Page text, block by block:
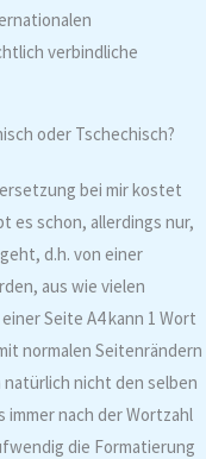
verbindliche
oder Tschechisch?
bei mir kostet
es schon, allerdings nur,
d.h. von einer
aus wie vielen
Seite A4 kann 1 Wort
normalen Seitenrändern
natürlich nicht den selben
nach der Wortzahl
die Formatierung